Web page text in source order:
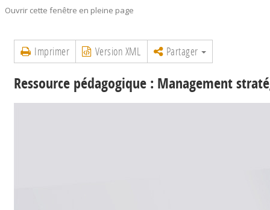
Ouvrir cette fenêtre en pleine page
Imprimer Version XML Partager
Ressource pédagogique : Management